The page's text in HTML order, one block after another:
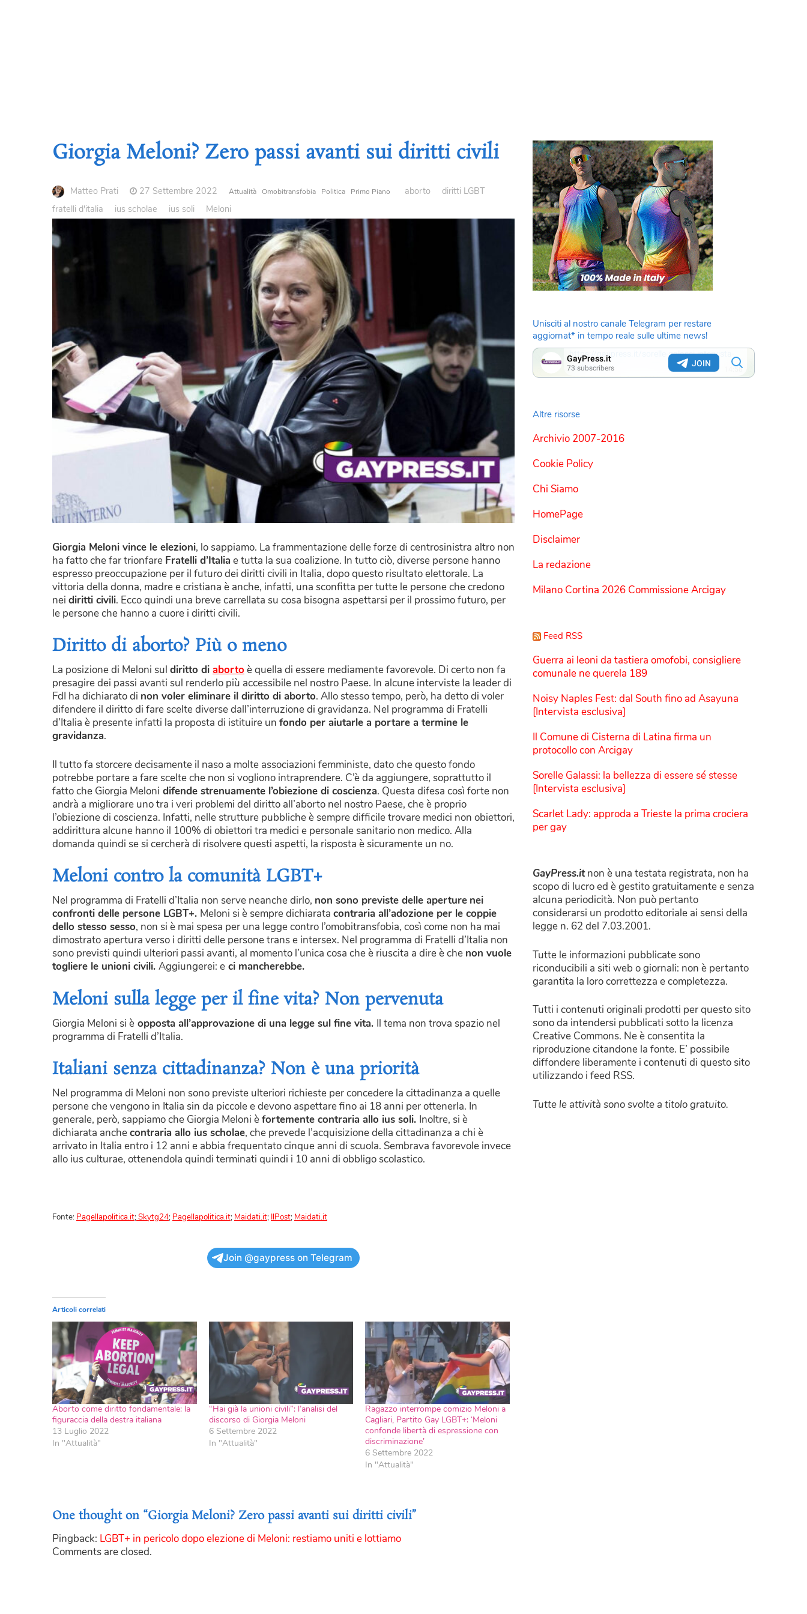
Giorgia Meloni? Zero passi avanti sui diritti civili
Matteo Prati 27 Settembre 2022 Attualità Omobitransfobia Politica Primo Piano aborto
diritti LGBT
fratelli d'italia
ius scholae ius soli Meloni
Giorgia Meloni vince le elezioni, lo sappiamo. La frammentazione delle forze di centrosinistra altro non
ha fatto che far trionfare Fratelli d’Italiae tutta la sua coalizione. In tutto ciò, diverse persone hanno
espresso preoccupazione per il futuro dei diritti civili in Italia, dopo questo risultato elettorale. La
vittoria della donna, madre e cristiana è anche, infatti, una sconfitta per tutte le persone che credono
nei diritti civili. Ecco quindi una breve carrellata su cosa bisogna aspettarsi per il prossimo futuro, per
le persone che hanno a cuore i diritti civili.
Diritto di aborto? Più o meno
La posizione di Meloni sul diritto di abortoè quella di essere mediamente favorevole. Di certo non fa
presagire dei passi avanti sul renderlo più accessibile nel nostro Paese. In alcune interviste la leader di
FdI ha dichiarato di non voler eliminare il diritto di aborto. Allo stesso tempo, però, ha detto di voler
difendere il diritto di fare scelte diverse dall’interruzione di gravidanza. Nel programma di Fratelli
d’Italia è presente infatti la proposta di istituire un fondo per aiutarle a portare a termine le
gravidanza.
Il tutto fa storcere decisamente il naso a molte associazioni femministe, dato che questo fondo
potrebbe portare a fare scelte che non si vogliono intraprendere. C’è da aggiungere, soprattutto il
fatto che Giorgia Meloni difende strenuamente l’obiezione di coscienza. Questa difesa così forte non
andrà a migliorare uno tra i veri problemi del diritto all’aborto nel nostro Paese, che è proprio
l’obiezione di coscienza. Infatti, nelle strutture pubbliche è sempre difficile trovare medici non obiettori,
addirittura alcune hanno il 100% di obiettori tra medici e personale sanitario non medico. Alla
domanda quindi se si cercherà di risolvere questi aspetti, la risposta è sicuramente un no.
Meloni contro la comunità LGBT+
Nel programma di Fratelli d’Italia non serve neanche dirlo, non sono previste delle aperture nei
confronti delle persone LGBT+. Meloni si è sempre dichiarata contraria all’adozione per le coppie
dello stesso sesso, non si è mai spesa per una legge contro l’omobitransfobia, così come non ha mai
dimostrato apertura verso i diritti delle persone trans e intersex. Nel programma di Fratelli d’Italia non
sono previsti quindi ulteriori passi avanti, al momento l’unica cosa che è riuscita a dire è che non vuole
togliere le unioni civili. Aggiungerei: e ci mancherebbe.
Meloni sulla legge per il fine vita? Non pervenuta
Giorgia Meloni si è opposta all’approvazione di una legge sul fine vita. Il tema non trova spazio nel
programma di Fratelli d’Italia.
Italiani senza cittadinanza? Non è una priorità
Nel programma di Meloni non sono previste ulteriori richieste per concedere la cittadinanza a quelle
persone che vengono in Italia sin da piccole e devono aspettare fino ai 18 anni per ottenerla. In
generale, però, sappiamo che Giorgia Meloni èfortemente contraria allo ius soli. Inoltre, si è
dichiarata anchecontraria allo ius scholae, che prevede l’acquisizione della cittadinanza a chi è
arrivato in Italia entro i 12 anni e abbia frequentato cinque anni di scuola. Sembrava favorevole invece
allo ius culturae, ottenendola quindi terminati quindi i 10 anni di obbligo scolastico.
Fonte: Pagellapolitica.it;Skytg24; Pagellapolitica.it; Maidati.it; IlPost; Maidati.it
Join @gaypress on Telegram
Articoli correlati
Aborto come diritto fondamentale: la
figuraccia della destra italiana
13 Luglio 2022
In "Attualità"
“Hai già la unioni civili”: l’analisi del
discorso di Giorgia Meloni
6 Settembre 2022
In "Attualità"
Ragazzo interrompe comizio Meloni a
Cagliari, Partito Gay LGBT+: ‘Meloni
confonde libertà di espressione con
discriminazione’
6 Settembre 2022
In "Attualità"
One thought on “Giorgia Meloni? Zero passi avanti sui diritti civili”
Pingback: LGBT+ in pericolo dopo elezione di Meloni: restiamo uniti e lottiamo
Comments are closed.
Unisciti al nostro canale Telegram per restare
aggiornat* in tempo reale sulle ultime news!
Altre risorse
Archivio 2007-2016
Cookie Policy
Chi Siamo
HomePage
Disclaimer
La redazione
Milano Cortina 2026 Commissione Arcigay
Feed RSS
Guerra ai leoni da tastiera omofobi, consigliere
comunale ne querela 189
Noisy Naples Fest: dal South fino ad Asayuna
[Intervista esclusiva]
Il Comune di Cisterna di Latina firma un
protocollo con Arcigay
Sorelle Galassi: la bellezza di essere sé stesse
[Intervista esclusiva]
Scarlet Lady: approda a Trieste la prima crociera
per gay
GayPress.itnon è una testata registrata, non ha
scopo di lucro ed è gestito gratuitamente e senza
alcuna periodicità. Non può pertanto
considerarsi un prodotto editoriale ai sensi della
legge n. 62 del 7.03.2001.
Tutte le informazioni pubblicate sono
riconducibili a siti web o giornali: non è pertanto
garantita la loro correttezza e completezza.
Tutti i contenuti originali prodotti per questo sito
sono da intendersi pubblicati sotto la licenza
Creative Commons. Ne è consentita la
riproduzione citandone la fonte. E’ possibile
diffondere liberamente i contenuti di questo sito
utilizzando i feed RSS.
Tutte le attività sono svolte a titolo gratuito.